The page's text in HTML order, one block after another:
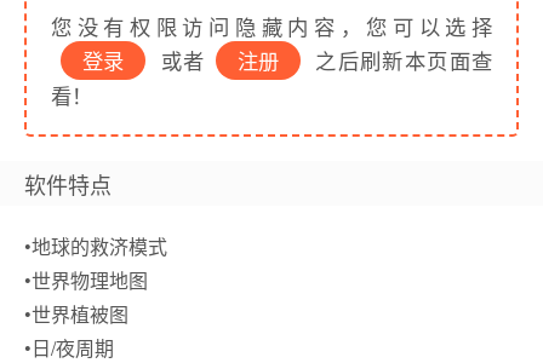
您没有权限访问隐藏内容，您可以选择
登录
或者 注册
之后刷新本页面查
看！
软件特点
•地球的救济模式
•世界物理地图
•世界植被图
•日/夜周期